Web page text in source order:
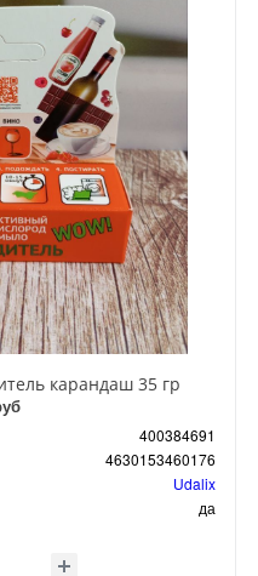
карандаш 35 гр
400384691
4630153460176
Udalix
да